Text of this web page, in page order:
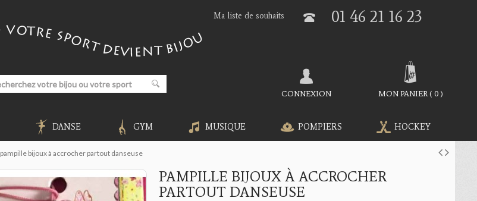
01 46 21 16 23
Ma liste de souhaits
MON PANIER( 0 )
CONNEXION
DANSE GYM MUSIQUE POMPIERS HOCKEY
pampille bijoux à accrocher partout danseuse
PAMPILLE BIJOUX À ACCROCHER
PARTOUT DANSEUSE